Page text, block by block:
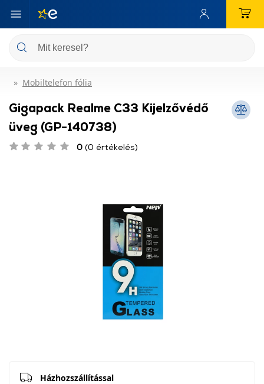
Mobiltelefon fólia
Gigapack Realme C33 Kijelzővédő
üveg (GP-140738)
0 (0 értékelés)
Házhozszállítással